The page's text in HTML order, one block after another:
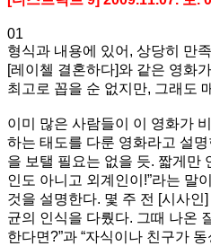
01
형식과 내용에 있어, 상당히 만
[레이첼 결혼하다]와 같은 영화
최고로 꼽을 순 없지만, 그래도
이미 많은 사람들이 이 영화가
하는 태도를 다룬 영화라고 설
을 보탤 필요는 없을 듯. 짧게만
인도 아니고 외계인이!”라는 말
것을 설명한다. 몇 주 전 [시사
균의 인식을 다뤘다. 그때 나온
한다면?”과 “자식이나 친구가